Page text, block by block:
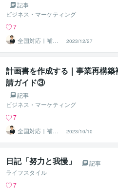
記事
ビジネス・マーケティング
7
全国対応｜補助
金コンシェルジ
ュ練馬
2023/12/27
計画書を作成する｜事業再構築
請ガイド③
記事
ビジネス・マーケティング
7
全国対応｜補助
金コンシェルジ
ュ練馬
2023/10/10
日記「努力と我慢」
記事
ライフスタイル
7